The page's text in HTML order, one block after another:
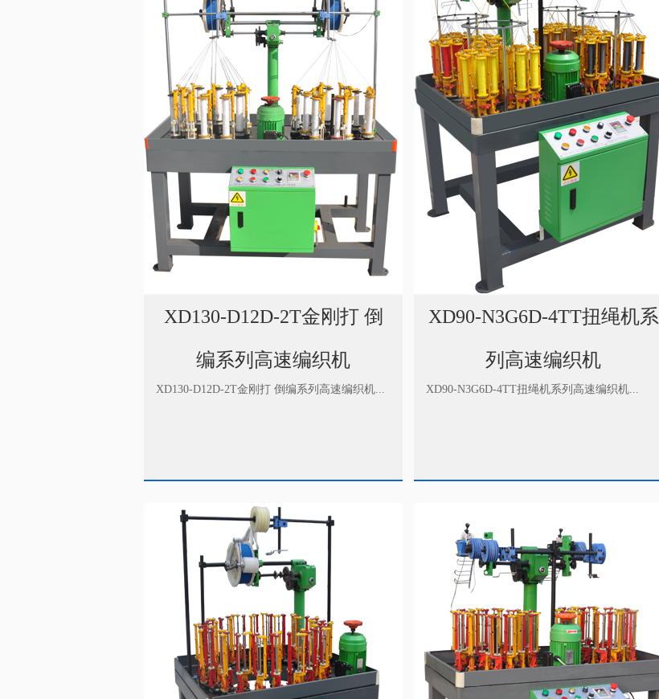
XD130-D12D-2T金刚打 倒
编系列高速编织机
XD130-D12D-2T金刚打 倒编系列高速编织机...
XD90-N3G6D-4TT扭绳机系
列高速编织机
XD90-N3G6D-4TT扭绳机系列高速编织机...